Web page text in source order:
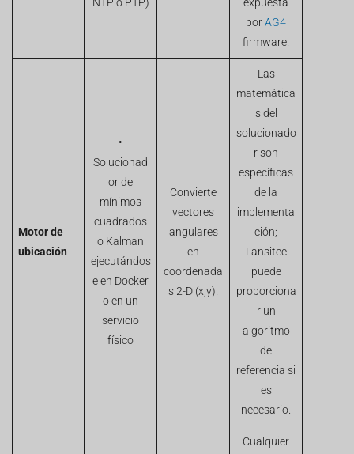
NTP o PTP)
expuesta
porAG4
firmware.
Motor de
ubicación
•
Solucionad
or de
mínimos
cuadrados
o Kalman
ejecutándos
e en Docker
o en un
servicio
físico
Convierte
vectores
angulares
en
coordenada
s 2-D (x,y).
Las
matemática
s del
solucionado
r son
específicas
de la
implementa
ción;
Lansitec
puede
proporciona
r un
algoritmo
de
referencia si
es
necesario.
Cualquier